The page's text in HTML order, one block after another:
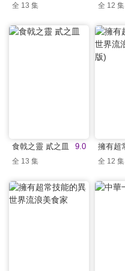
全 13 集 全 12 集
9.0
食戟之靈 貳之皿
全 13 集 全 12 集